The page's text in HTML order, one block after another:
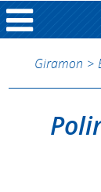
Giramon >